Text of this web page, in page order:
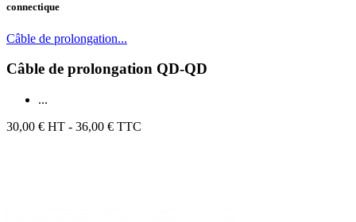
connectique
Câble de prolongation...
Câble de prolongation QD-QD
...
30,00 € HT - 36,00 € TTC